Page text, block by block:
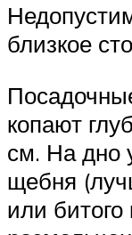
близкое
копают
см. На дно
щебня
или